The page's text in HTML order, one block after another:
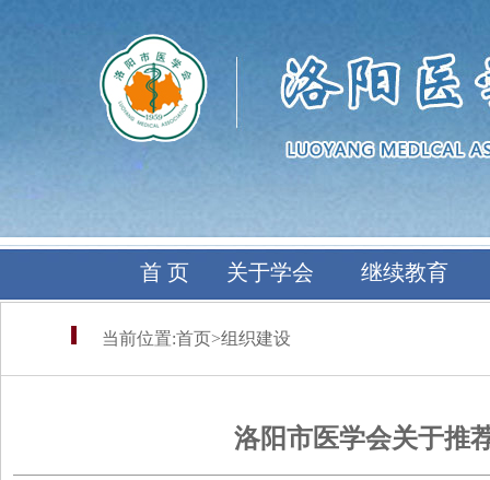
首 页 关于学会 继续教育
当前位置:首页>组织建设
洛阳市医学会关于推